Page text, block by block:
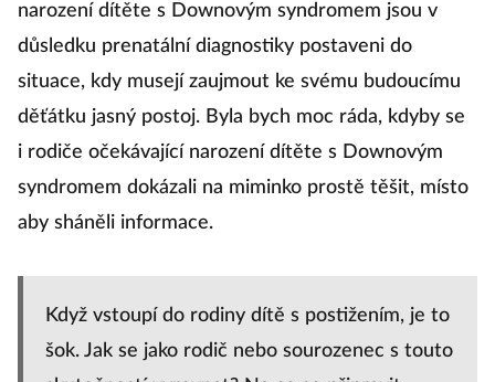
narození dítěte s Downovým syndromem jsou v
důsledku prenatální diagnostiky postaveni do
situace, kdy musejí zaujmout ke svému budoucímu
děťátku jasný postoj. Byla bych moc ráda, kdyby se
i rodiče očekávající narození dítěte s Downovým
syndromem dokázali na miminko prostě těšit, místo
aby sháněli informace.
Když vstoupí do rodiny dítě s postižením, je to
šok. Jak se jako rodič nebo sourozenec s touto